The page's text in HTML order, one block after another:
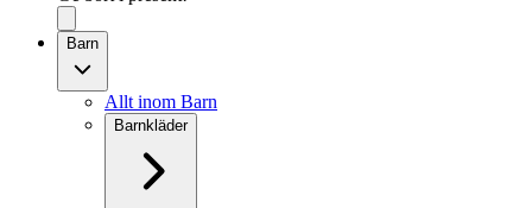
Barn
Allt inom Barn
Barnkläder